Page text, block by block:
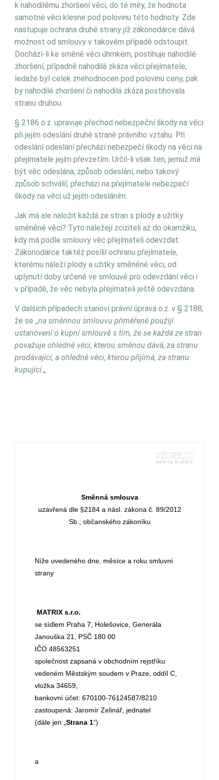
k nahodilému zhoršení věci, do té míry, že hodnota
samotné věci klesne pod polovinu této hodnoty. Zde
nastupuje ochrana druhé strany jíž zákonodárce dává
možnost od smlouvy v takovém případě odstoupit.
Dochází-li ke směně věci úhrnkem, postihuje nahodilé
zhoršení, případně nahodilá zkáza věci přejímatele,
ledaže byl celek znehodnocen pod polovinu ceny, pak
by nahodilé zhoršení či nahodilá zkáza postihovala
stranu druhou.
§ 2186 o.z. upravuje přechod nebezpeční škody na věci
při jejím odeslání druhé straně právního vztahu. Při
odeslání odeslání přechází nebezpečí škody na věci na
přejímatele jejím převzetím. Určil-li však ten, jemuž má
být věc odeslána, způsob odeslání, nebo takový
způsob schválil, přechází na přejímatele nebezpečí
škody na věci už jejím odesláním.
Jak má ale naložit každá ze stran s plody a užitky
směněné věci? Tyto náležejí zciziteli až do okamžiku,
kdy má podle smlouvy věc přejímateli odevzdat.
Zákonodárce taktéž posílil ochranu přejímatele,
kterému náleží plody a užitky směněné věci, od
uplynutí doby určené ve smlouvě pro odevzdání věci i
v případě, že věc nebyla přejímateli ještě odevzdána.
V dalších případech stanoví právní úprava o.z. v § 2188,
že se ,,na směnnou smlouvu přiměřeně použijí
ustanovení o kupní smlouvě s tím, že se každá ze stran
považuje ohledně věci, kterou směnou dává, za stranu
prodávající, a ohledně věci, kterou přijímá, za stranu
kupující.„
Směnná smlouva
uzavřená dle §2184 a násl. zákona č. 89/2012
Sb., občanského zákoníku
Níže uvedeného dne, měsíce a roku smluvní
strany
MATRIX s.r.o.
se sídlem Praha 7, Holešovice, Generála
Janouška 21, PSČ 180 00
IČO 48563251
společnost zapsaná v obchodním rejstříku
vedeném Městským soudem v Praze, oddíl C,
vložka 34659,
bankovní účet: 670100-76124587/8210
zastoupená: Jaromír Zelinář, jednatel
(dále jen „ Strana 1“)
a